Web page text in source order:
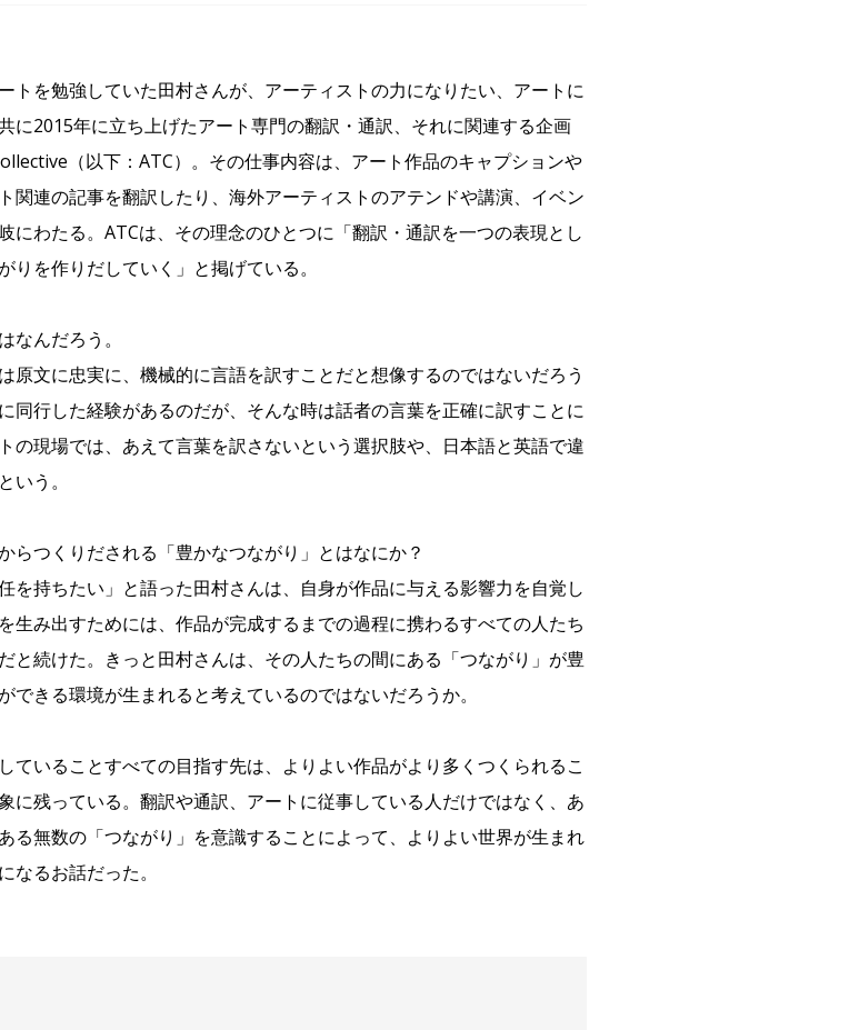
トを勉強していた田村さんが、アーティストの力になりたい、アートに
に2015年に立ち上げたアート専門の翻訳・通訳、それに関連する企画
（以下：ATC）。その仕事内容は、アート作品のキャプションや
関連の記事を翻訳したり、海外アーティストのアテンドや講演、イベン
にわたる。ATCは、その理念のひとつに「翻訳・通訳を一つの表現とし
を作りだしていく」と掲げている。
なんだろう。
原文に忠実に、機械的に言語を訳すことだと想像するのではないだろう
同行した経験があるのだが、そんな時は話者の言葉を正確に訳すことに
の現場では、あえて言葉を訳さないという選択肢や、日本語と英語で違
いう。
らつくりだされる「豊かなつながり」とはなにか？
を持ちたい」と語った田村さんは、自身が作品に与える影響力を自覚し
生み出すためには、作品が完成するまでの過程に携わるすべての人たち
と続けた。きっと田村さんは、その人たちの間にある「つながり」が豊
できる環境が生まれると考えているのではないだろうか。
ていることすべての目指す先は、よりよい作品がより多くつくられるこ
に残っている。翻訳や通訳、アートに従事している人だけではなく、あ
る無数の「つながり」を意識することによって、よりよい世界が生まれ
なるお話だった。